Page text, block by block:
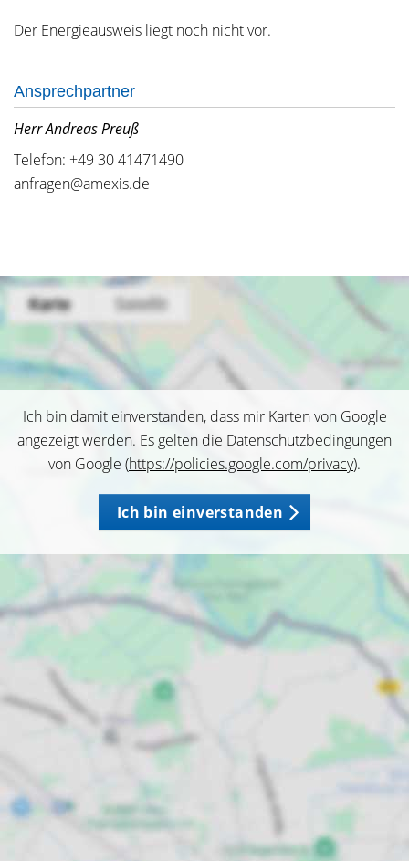
Der Energieausweis liegt noch nicht vor.
Ansprechpartner
Herr Andreas Preuß
Telefon: +49 30 41471490
anfragen@amexis.de
Ich bin damit einverstanden, dass mir Karten von Google
angezeigt werden. Es gelten die Datenschutzbedingungen
von Google (https://policies.google.com/privacy).
Ich bin einverstanden